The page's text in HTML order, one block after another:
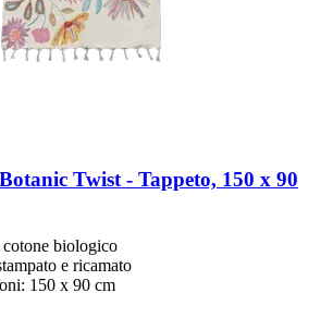
Botanic Twist -​ Tappeto, 150 x 90
biologico
e ricamato
150 x 90 cm